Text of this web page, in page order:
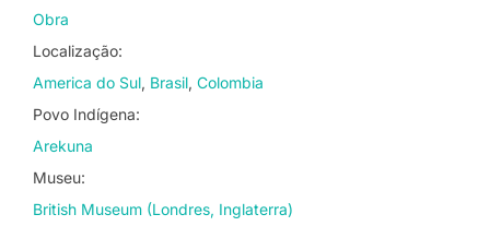
Obra
Localização:
America do Sul Brasil Colombia
Povo Indígena:
Arekuna
Museu:
British Museum (Londres, Inglaterra)